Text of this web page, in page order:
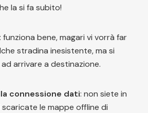
la si fa subito!
: funziona bene, magari vi vorrà far
stradina inesistente, ma si
arrivare a destinazione.
connessione dati: non siete in
scaricate le mappe offline di